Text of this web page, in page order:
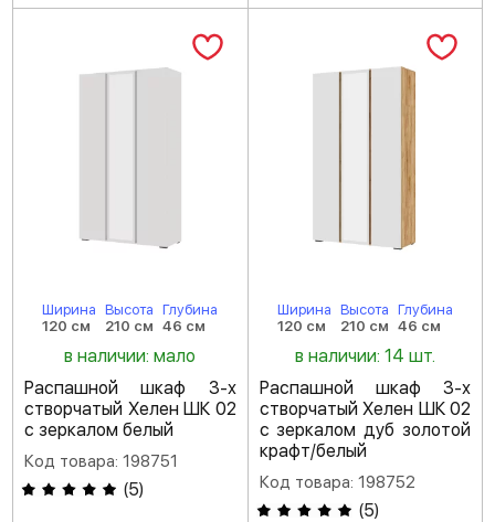
Ширина
120 см
Высота
210 см
Глубина
46 см
в наличии: мало
Распашной шкаф 3-х
створчатый Хелен ШК 02
с зеркалом белый
Код товара: 198751
(5)
Ширина
120 см
Высота
210 см
Глубина
46 см
в наличии: 14 шт.
Распашной шкаф 3-х
створчатый Хелен ШК 02
с зеркалом дуб золотой
крафт/белый
Код товара: 198752
(5)